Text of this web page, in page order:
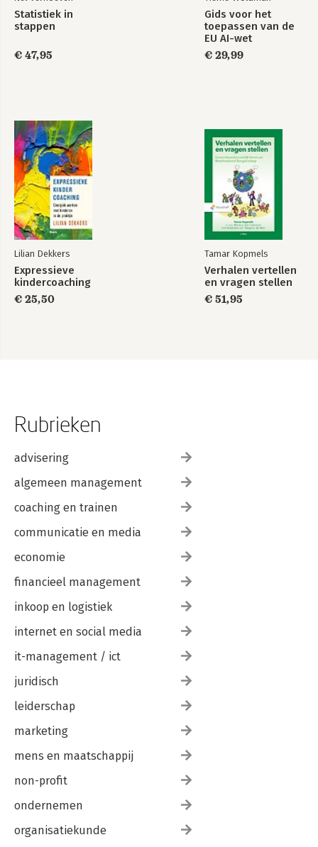
5 Thought leadership en Sponsored Content
De middelenmix voor thought leadership
Doelstelling: klantinformatie, communitybuilding en meer
engagement
De middelenmix voor meer klantinformatie en
communitybuilding
De middelenmix voor meer engagement
7 Leadgeneratie
De middelenmix voor meer leads en nurturing
Connect! Hierbij een kortingscode voor een praktijksessie!
Statistiek in
stappen
€ 47,95
Gids voor het
toepassen van de
EU AI-wet
€ 29,99
Lilian Dekkers
Expressieve
kindercoaching
€ 25,50
Tamar Kopmels
Verhalen vertellen
en vragen stellen
€ 51,95
Rubrieken
advisering
algemeen management
coaching en trainen
communicatie en media
economie
financieel management
inkoop en logistiek
internet en social media
it-management / ict
juridisch
leiderschap
marketing
mens en maatschappij
non-profit
ondernemen
organisatiekunde